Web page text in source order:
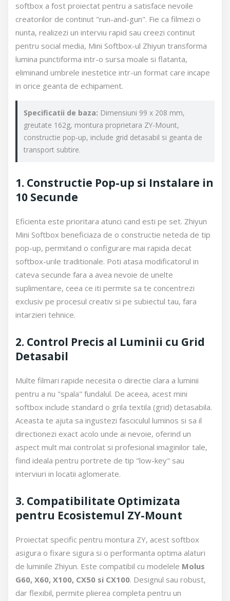
softbox a fost proiectat pentru a satisface nevoile
creatorilor de continut "run-and-gun". Fie ca filmezi o
nunta, realizezi un interviu rapid sau creezi continut
pentru social media, Mini Softbox-ul Zhiyun transforma
lumina punctiforma intr-o sursa moale si flatanta,
eliminand umbrele inestetice intr-un format care incape
in orice geanta de echipament.
Specificatii de baza: Dimensiuni 99 x 208 mm,
greutate 162g, montura proprietara ZY-Mount,
constructie pop-up, include grid detasabil si geanta de
transport subtire.
1. Constructie Pop-up si Instalare in
10 Secunde
Eficienta este prioritara atunci cand esti pe set. Zhiyun
Mini Softbox beneficiaza de o constructie neteda de tip
pop-up, permitand o configurare mai rapida decat
softbox-urile traditionale. Poti atasa modificatorul in
cateva secunde fara a avea nevoie de unelte
suplimentare, ceea ce iti permite sa te concentrezi
exclusiv pe procesul creativ si pe subiectul tau, fara
intarzieri tehnice.
2. Control Precis al Luminii cu Grid
Detasabil
Multe filmari rapide necesita o directie clara a luminii
pentru a nu "spala" fundalul. De aceea, acest mini
softbox include standard o grila textila (grid) detasabila.
Aceasta te ajuta sa ingustezi fasciculul luminos si sa il
directionezi exact acolo unde ai nevoie, oferind un
aspect mult mai controlat si profesional imaginilor tale,
fiind ideala pentru portrete de tip "low-key" sau
interviuri in locatii aglomerate.
3. Compatibilitate Optimizata
pentru Ecosistemul ZY-Mount
Proiectat specific pentru montura ZY, acest softbox
asigura o fixare sigura si o performanta optima alaturi
de luminile Zhiyun. Este compatibil cu modelele Molus
G60, X60, X100, CX50 si CX100. Designul sau robust,
dar flexibil, permite plierea completa pentru un